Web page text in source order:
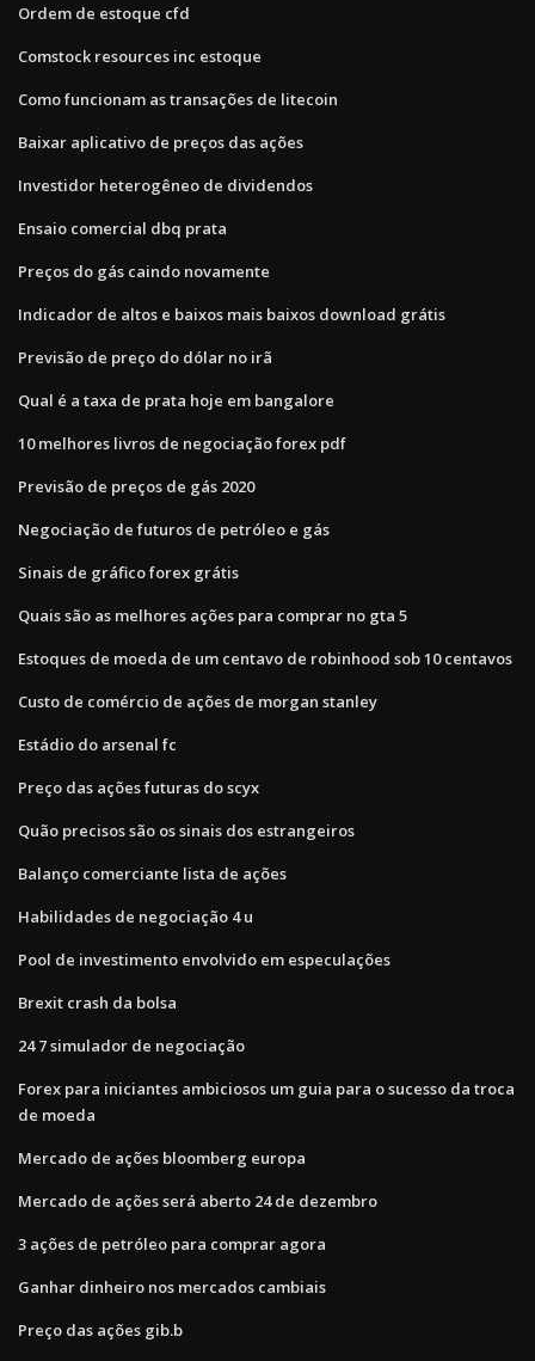
Ordem de estoque cfd
Comstock resources inc estoque
Como funcionam as transações de litecoin
Baixar aplicativo de preços das ações
Investidor heterogêneo de dividendos
Ensaio comercial dbq prata
Preços do gás caindo novamente
Indicador de altos e baixos mais baixos download grátis
Previsão de preço do dólar no irã
Qual é a taxa de prata hoje em bangalore
10 melhores livros de negociação forex pdf
Previsão de preços de gás 2020
Negociação de futuros de petróleo e gás
Sinais de gráfico forex grátis
Quais são as melhores ações para comprar no gta 5
Estoques de moeda de um centavo de robinhood sob 10 centavos
Custo de comércio de ações de morgan stanley
Estádio do arsenal fc
Preço das ações futuras do scyx
Quão precisos são os sinais dos estrangeiros
Balanço comerciante lista de ações
Habilidades de negociação 4 u
Pool de investimento envolvido em especulações
Brexit crash da bolsa
24 7 simulador de negociação
Forex para iniciantes ambiciosos um guia para o sucesso da troca
de moeda
Mercado de ações bloomberg europa
Mercado de ações será aberto 24 de dezembro
3 ações de petróleo para comprar agora
Ganhar dinheiro nos mercados cambiais
Preço das ações gib.b